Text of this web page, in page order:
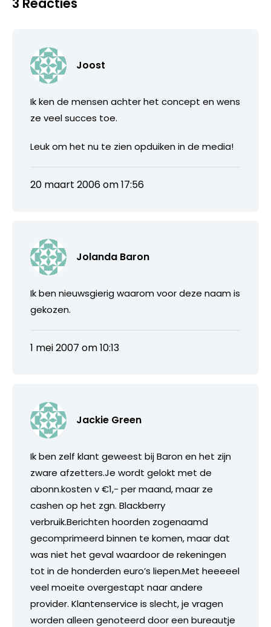
Joost
Ik ken de mensen achter het concept en wens
ze veel succes toe.
Leuk om het nu te zien opduiken in de media!
20 maart 2006 om 17:56
Jolanda Baron
Ik ben nieuwsgierig waarom voor deze naam is
gekozen.
1 mei 2007 om 10:13
Jackie Green
Ik ben zelf klant geweest bij Baron en het zijn
zware afzetters.Je wordt gelokt met de
abonn.kosten v €1,- per maand, maar ze
cashen op het zgn. Blackberry
verbruik.Berichten hoorden zogenaamd
gecomprimeerd binnen te komen, maar dat
was niet het geval waardoor de rekeningen
tot in de honderden euro’s liepen.Met heeeeel
veel moeite overgestapt naar andere
provider. Klantenservice is slecht, je vragen
worden alleen genoteerd door een bureautje